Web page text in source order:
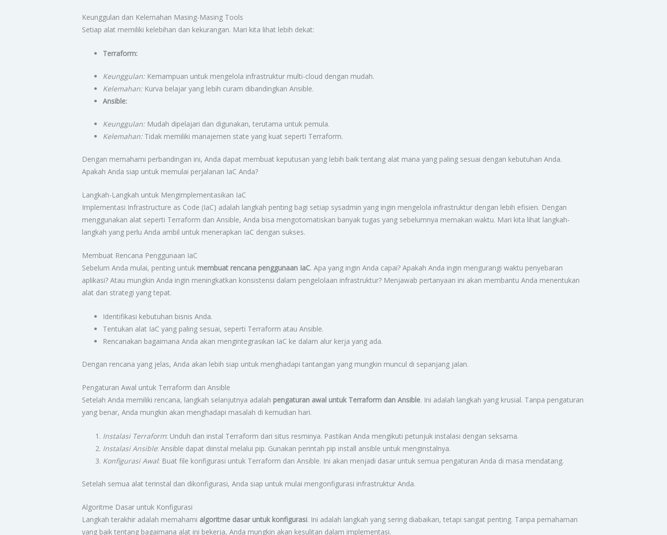
Keunggulan dan Kelemahan Masing-Masing Tools
Setiap alat memiliki kelebihan dan kekurangan. Mari kita lihat lebih dekat:
Terraform:
Keunggulan: Kemampuan untuk mengelola infrastruktur multi-cloud dengan mudah.
Kelemahan: Kurva belajar yang lebih curam dibandingkan Ansible.
Ansible:
Keunggulan: Mudah dipelajari dan digunakan, terutama untuk pemula.
Kelemahan: Tidak memiliki manajemen state yang kuat seperti Terraform.
Dengan memahami perbandingan ini, Anda dapat membuat keputusan yang lebih baik tentang alat mana yang paling sesuai dengan kebutuhan Anda.
Apakah Anda siap untuk memulai perjalanan IaC Anda?
Langkah-Langkah untuk Mengimplementasikan IaC
Implementasi Infrastructure as Code (IaC) adalah langkah penting bagi setiap sysadmin yang ingin mengelola infrastruktur dengan lebih efisien. Dengan
menggunakan alat seperti Terraform dan Ansible, Anda bisa mengotomatiskan banyak tugas yang sebelumnya memakan waktu. Mari kita lihat langkah-
langkah yang perlu Anda ambil untuk menerapkan IaC dengan sukses.
Membuat Rencana Penggunaan IaC
Sebelum Anda mulai, penting untuk membuat rencana penggunaan IaC. Apa yang ingin Anda capai? Apakah Anda ingin mengurangi waktu penyebaran
aplikasi? Atau mungkin Anda ingin meningkatkan konsistensi dalam pengelolaan infrastruktur? Menjawab pertanyaan ini akan membantu Anda menentukan
alat dan strategi yang tepat.
Identifikasi kebutuhan bisnis Anda.
Tentukan alat IaC yang paling sesuai, seperti Terraform atau Ansible.
Rencanakan bagaimana Anda akan mengintegrasikan IaC ke dalam alur kerja yang ada.
Dengan rencana yang jelas, Anda akan lebih siap untuk menghadapi tantangan yang mungkin muncul di sepanjang jalan.
Pengaturan Awal untuk Terraform dan Ansible
Setelah Anda memiliki rencana, langkah selanjutnya adalah pengaturan awal untuk Terraform dan Ansible. Ini adalah langkah yang krusial. Tanpa pengaturan
yang benar, Anda mungkin akan menghadapi masalah di kemudian hari.
Instalasi Terraform: Unduh dan instal Terraform dari situs resminya. Pastikan Anda mengikuti petunjuk instalasi dengan seksama.
Instalasi Ansible: Ansible dapat diinstal melalui pip. Gunakan perintah pip install ansible untuk menginstalnya.
Konfigurasi Awal: Buat file konfigurasi untuk Terraform dan Ansible. Ini akan menjadi dasar untuk semua pengaturan Anda di masa mendatang.
Setelah semua alat terinstal dan dikonfigurasi, Anda siap untuk mulai mengonfigurasi infrastruktur Anda.
Algoritme Dasar untuk Konfigurasi
Langkah terakhir adalah memahami algoritme dasar untuk konfigurasi. Ini adalah langkah yang sering diabaikan, tetapi sangat penting. Tanpa pemahaman
yang baik tentang bagaimana alat ini bekerja, Anda mungkin akan kesulitan dalam implementasi.